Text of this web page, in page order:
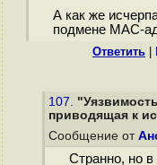
А как же
подмене MAC-
Ответить
107.
приводящая к
Сообщение от
Странно, но